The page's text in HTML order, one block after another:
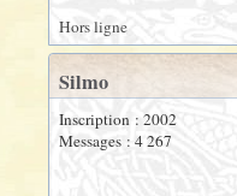
Hors ligne
Silmo
Inscription : 2002
Messages : 4 267